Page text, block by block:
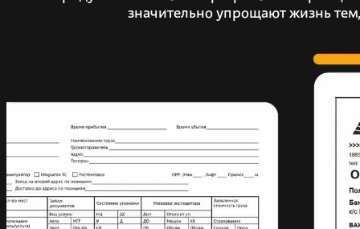
значительно упрощают жизнь тем,